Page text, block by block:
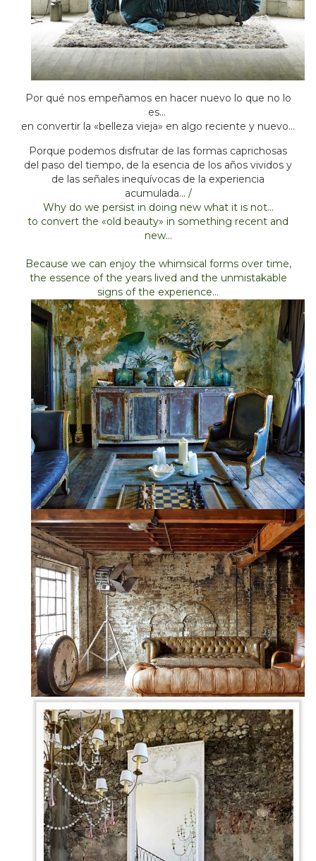
Por qué nos empeñamos en hacer nuevo lo que no lo
es…
en convertir la «belleza vieja» en algo reciente y nuevo…
Porque podemos disfrutar de las formas caprichosas
del paso del tiempo, de la esencia de los años vividos y
de las señales inequívocas de la experiencia
acumulada… /
Why do we persist in doing new what it is not…
to convert the «old beauty» in something recent and
new…
Because we can enjoy the whimsical forms over time,
the essence of the years lived and the unmistakable
signs of the experience…